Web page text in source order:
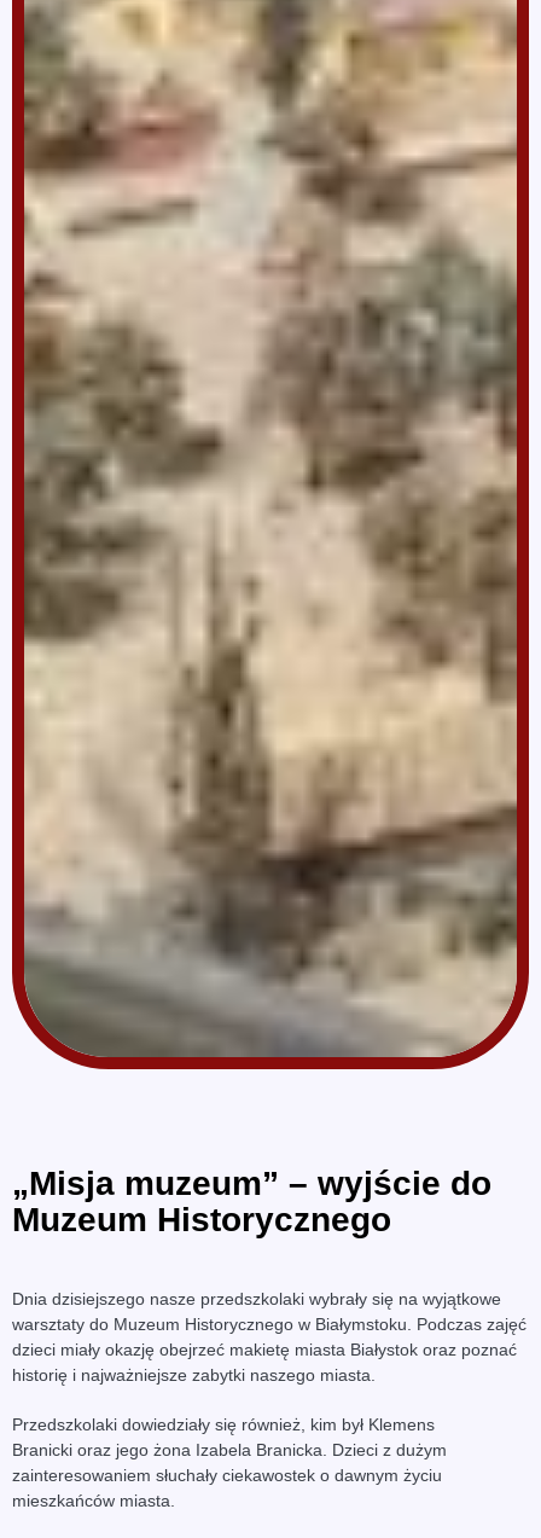
„Misja muzeum” – wyjście do
Muzeum Historycznego
Dnia dzisiejszego nasze przedszkolaki wybrały się na wyjątkowe
warsztaty do Muzeum Historycznego w Białymstoku. Podczas zajęć
dzieci miały okazję obejrzeć makietę miasta Białystok oraz poznać
historię i najważniejsze zabytki naszego miasta.
Przedszkolaki dowiedziały się również, kim był Klemens
Branicki oraz jego żona Izabela Branicka. Dzieci z dużym
zainteresowaniem słuchały ciekawostek o dawnym życiu
mieszkańców miasta.